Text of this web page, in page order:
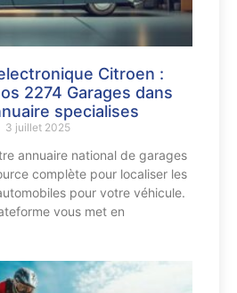
Citroen :
2274 Garages dans
specialises
3 juillet 2025
annuaire national de garages
complète pour localiser les
pour votre véhicule.
vous met en